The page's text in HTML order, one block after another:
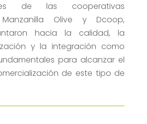
de las cooperativas
Manzanilla Olive y Dcoop,
hacia la calidad, la
y la integración como
para alcanzar el
de este tipo de